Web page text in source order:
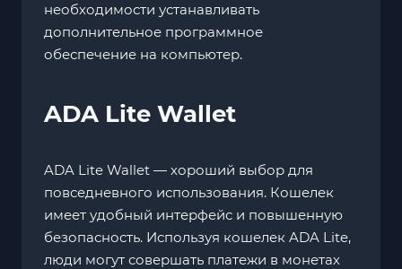
необходимости устанавливать
дополнительное программное
обеспечение на компьютер.
ADA Lite Wallet
ADA Lite Wallet — хороший выбор для
повседневного использования. Кошелек
имеет удобный интерфейс и повышенную
безопасность. Используя кошелек ADA Lite,
люди могут совершать платежи в монетах